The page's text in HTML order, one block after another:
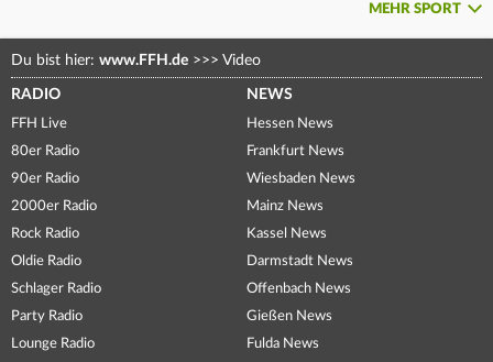
MEHR SPORT
Du bist hier: www.FFH.de >>> Video
RADIO
FFH Live
80er Radio
90er Radio
2000er Radio
Rock Radio
Oldie Radio
Schlager Radio
Party Radio
Lounge Radio
NEWS
Hessen News
Frankfurt News
Wiesbaden News
Mainz News
Kassel News
Darmstadt News
Offenbach News
Gießen News
Fulda News